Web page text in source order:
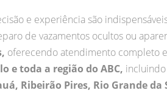
e experiência são
de vazamentos ocultos ou
oferecendo atendimento completo
e toda a região do ABC, incluindo
Ribeirão Pires, Rio Grande da